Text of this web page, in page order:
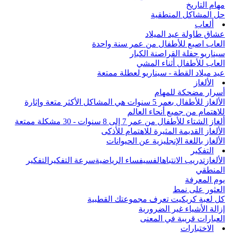
مهام التاريخ
حل المشاكل المنطقية
ألعاب
عشاق طاولة عيد الميلاد
العاب اصبع للأطفال من عمر سنة واحدة
سيناريو حفلة القراصنة الكبار
العاب للأطفال أثناء المشي
عيد ميلاد القطة - سيناريو لعطلة ممتعة
الألغاز
أسرار مضحكة للمهام
الألغاز للأطفال بعمر 5 سنوات هي المشاكل الأكثر متعة وإثارة
للاهتمام من جميع أنحاء العالم
ألغاز الشتاء للأطفال من عمر 7 إلى 8 سنوات - 30 مشكلة ممتعة
الألغاز القديمة المثيرة للاهتمام للأذكى
الألغاز باللغة الإنجليزية عن الحيوانات
التفكير
الألغاز تدريب الانتباهالفسيفساء الرياضيةسرعة التفكير التفكير
المنطقي
يوم المعرفة
العثور على نمط
كل لعبة كريكيت تعرف مجموعتك القطبية
إزالة الأشياء غير الضرورية
العبارات قريبة في المعنى
الاختبارات